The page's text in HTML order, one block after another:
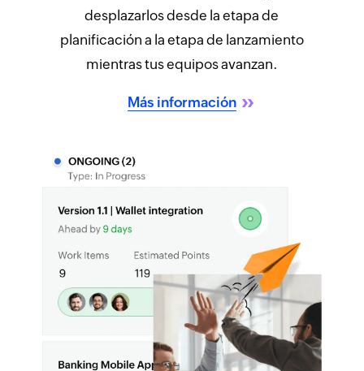
desplazarlos desde la etapa de
planificación a la etapa de lanzamiento
mientras tus equipos avanzan.
Más información